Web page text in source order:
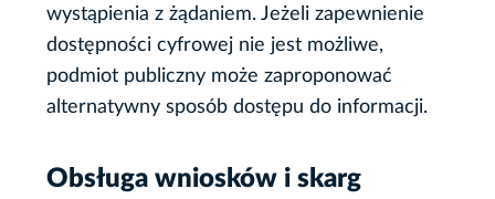
wystąpienia z żądaniem. Jeżeli zapewnienie
dostępności cyfrowej nie jest możliwe,
podmiot publiczny może zaproponować
alternatywny sposób dostępu do informacji.
Obsługa wniosków i skarg